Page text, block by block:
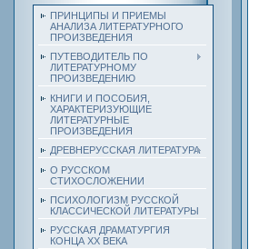
ПРИНЦИПЫ И ПРИЕМЫ
АНАЛИЗА ЛИТЕРАТУРНОГО
ПРОИЗВЕДЕНИЯ
ПУТЕВОДИТЕЛЬ ПО
ЛИТЕРАТУРНОМУ
ПРОИЗВЕДЕНИЮ
КНИГИ И ПОСОБИЯ,
ХАРАКТЕРИЗУЮЩИЕ
ЛИТЕРАТУРНЫЕ
ПРОИЗВЕДЕНИЯ
ДРЕВНЕРУССКАЯ ЛИТЕРАТУРА
О РУССКОМ
СТИХОСЛОЖЕНИИ
ПСИХОЛОГИЗМ РУССКОЙ
КЛАССИЧЕСКОЙ ЛИТЕРАТУРЫ
РУССКАЯ ДРАМАТУРГИЯ
КОНЦА ХХ ВЕКА